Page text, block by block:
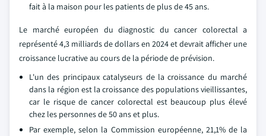
fait à la maison pour les patients de plus de 45 ans.
Le marché européen du diagnostic du cancer colorectal a
représenté 4,3 milliards de dollars en 2024 et devrait afficher une
croissance lucrative au cours de la période de prévision.
L'un des principaux catalyseurs de la croissance du marché
dans la région est la croissance des populations vieillissantes,
car le risque de cancer colorectal est beaucoup plus élevé
chez les personnes de 50 ans et plus.
Par exemple, selon la Commission européenne, 21,1% de la